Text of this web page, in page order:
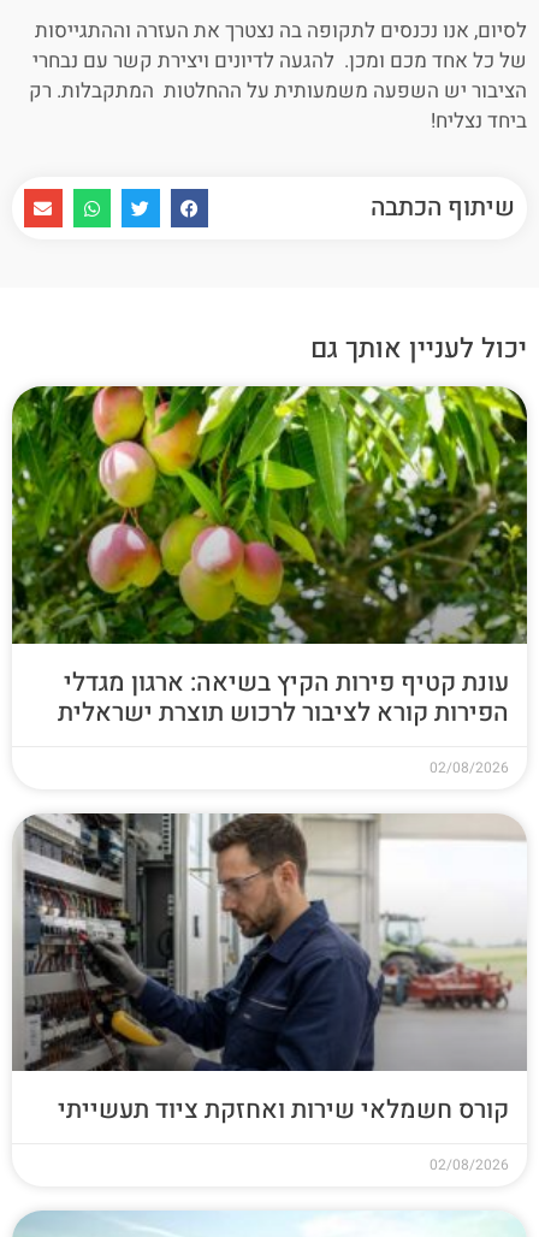
לסיום, אנו נכנסים לתקופה בה נצטרך את העזרה וההתגייסות
של כל אחד מכם ומכן. להגעה לדיונים ויצירת קשר עם נבחרי
הציבור יש השפעה משמעותית על ההחלטות המתקבלות. רק
ביחד נצליח!
שיתוף הכתבה
יכול לעניין אותך גם
עונת קטיף פירות הקיץ בשיאה: ארגון מגדלי
הפירות קורא לציבור לרכוש תוצרת ישראלית
02/08/2026
קורס חשמלאי שירות ואחזקת ציוד תעשייתי
02/08/2026